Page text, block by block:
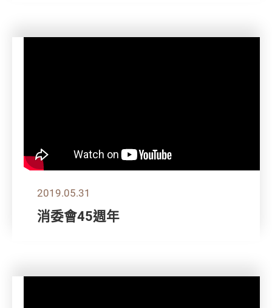
2019.05.31
消委會45週年